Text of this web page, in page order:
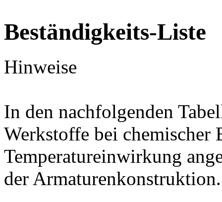
Beständigkeits-Liste
Hinweise
In den nachfolgenden
Werkstoffe bei chemischer
Temperatureinwirkung
der Armaturenkonstruktion.